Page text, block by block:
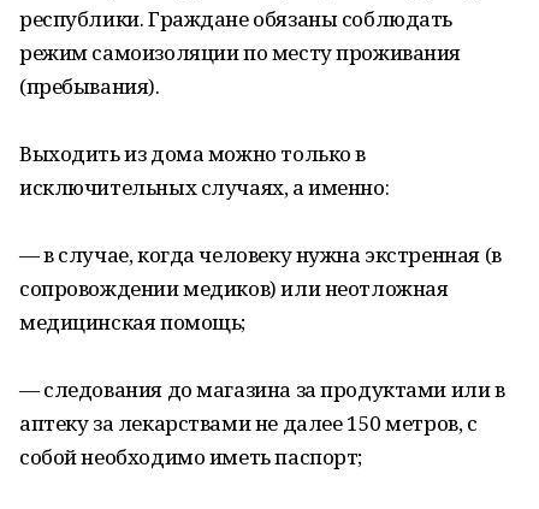
республики. Граждане обязаны соблюдать
режим самоизоляции по месту проживания
(пребывания).
Выходить из дома можно только в
исключительных случаях, а именно:
— в случае, когда человеку нужна экстренная (в
сопровождении медиков) или неотложная
медицинская помощь;
— следования до магазина за продуктами или в
аптеку за лекарствами не далее 150 метров, с
собой необходимо иметь паспорт;